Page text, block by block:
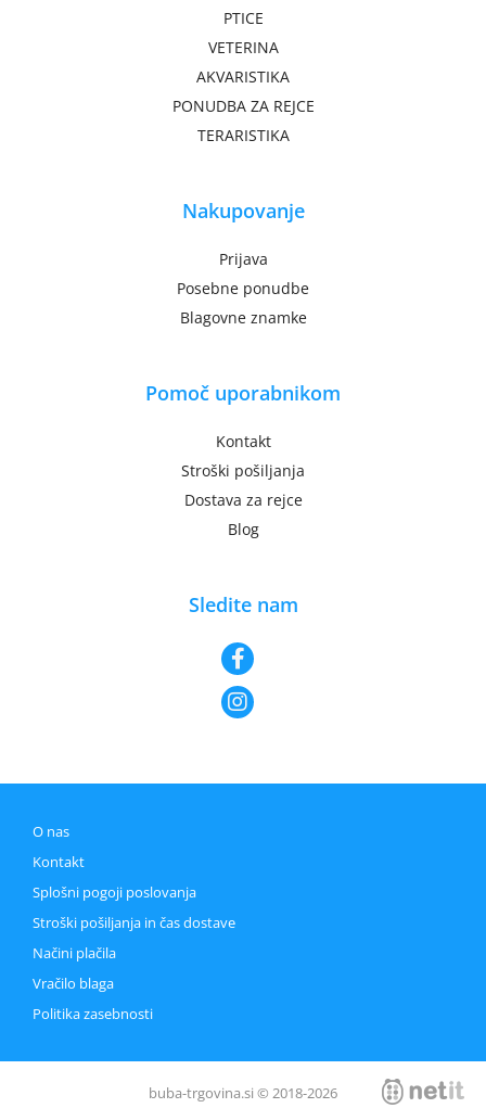
PTICE
VETERINA
AKVARISTIKA
PONUDBA ZA REJCE
TERARISTIKA
Nakupovanje
Prijava
Posebne ponudbe
Blagovne znamke
Pomoč uporabnikom
Kontakt
Stroški pošiljanja
Dostava za rejce
Blog
Sledite nam
O nas
Kontakt
Splošni pogoji poslovanja
Stroški pošiljanja in čas dostave
Načini plačila
Vračilo blaga
Politika zasebnosti
buba-trgovina.si © 2018-2026